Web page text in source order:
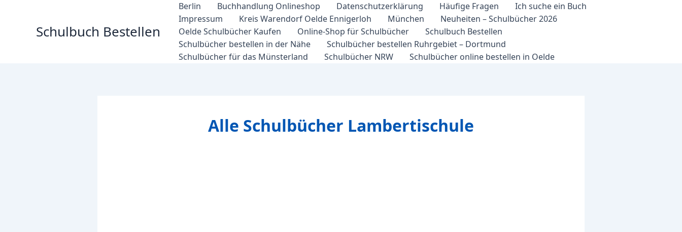
Schulbuch Bestellen
Berlin Buchhandlung Onlineshop Datenschutzerklärung Häufige Fragen
Ich suche ein Buch
Impressum
Kreis Warendorf Oelde Ennigerloh München
Neuheiten – Schulbücher 2026
Oelde Schulbücher Kaufen
Online-Shop für Schulbücher
Schulbuch Bestellen
Schulbücher bestellen in der Nähe
Schulbücher bestellen Ruhrgebiet – Dortmund
Schulbücher für das Münsterland
Schulbücher NRW Schulbücher online bestellen in Oelde
Alle Schulbücher Lambertischule